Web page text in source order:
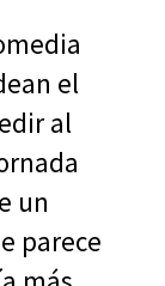
el
al
un
parece